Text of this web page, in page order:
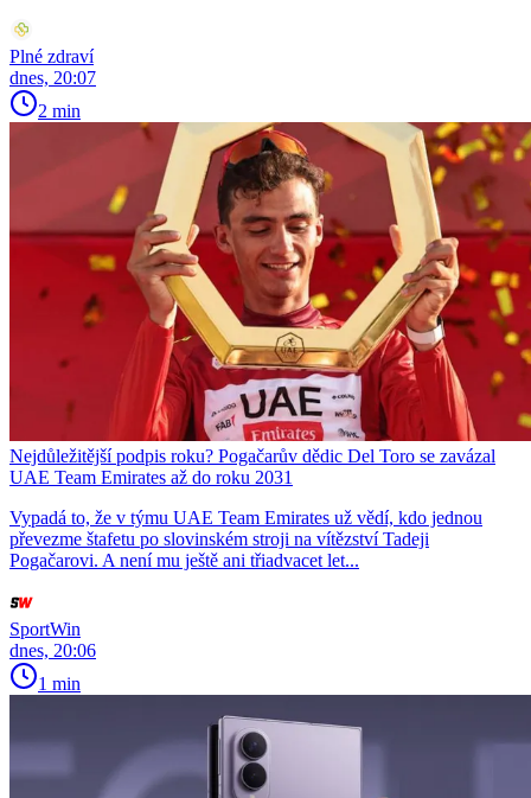
Plné zdraví
dnes, 20:07
2 min
Nejdůležitější podpis roku? Pogačarův dědic Del Toro se zavázal
UAE Team Emirates až do roku 2031
Vypadá to, že v týmu UAE Team Emirates už vědí, kdo jednou
převezme štafetu po slovinském stroji na vítězství Tadeji
Pogačarovi. A není mu ještě ani třiadvacet let...
SportWin
dnes, 20:06
1 min